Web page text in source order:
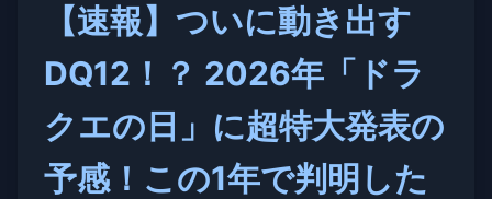
【速報】ついに動き出す
DQ12！？ 2026年「ドラ
クエの日」に超特大発表の
予感！この1年で判明した